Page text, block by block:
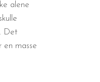
alene
Det
masse